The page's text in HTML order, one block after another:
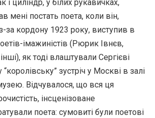
і циліндр, у білих рукавичках,
мені постать поета, коли він,
за кордону 1923 року, виступив в
імажиністів (Рюрик Івнєв,
як тоді влаштували Сергієві
“королівську” зустріч у Москві в залі
Відчувалося, що вся ця
інсценізоване
поета: сумовиті були поетові